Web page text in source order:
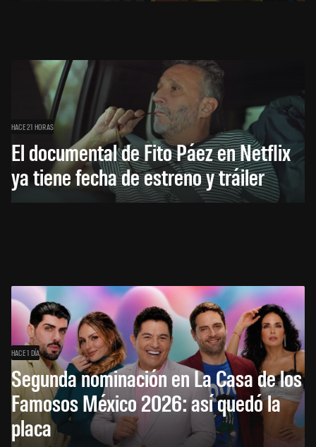
HACE 21 HORAS
El documental de Fito Páez en Netflix
ya tiene fecha de estreno y tráiler
HACE 1 DÍA
Segunda nominación en La Casa de los
Famosos México 2026: así quedó la
placa